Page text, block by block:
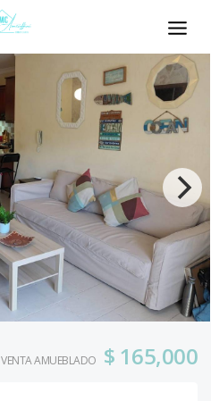
VENTA AMUEBLADO $ 165,000